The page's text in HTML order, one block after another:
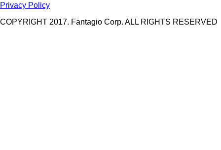
Privacy Policy
COPYRIGHT 2017. Fantagio Corp. ALL RIGHTS RESERVED